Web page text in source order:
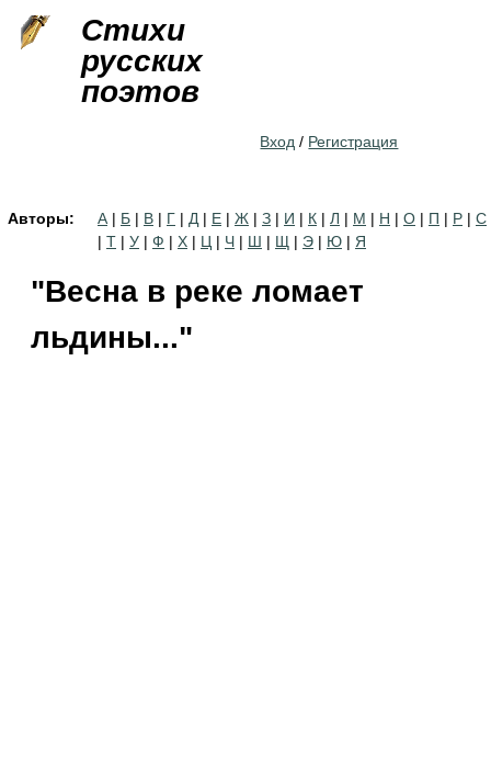
Стихи
русских
поэтов
Вход / Регистрация
Авторы: А | Б | В | Г | Д | Е | Ж | З | И | К | Л | М | Н | О | П | Р | С
| Т | У | Ф | Х | Ц | Ч | Ш | Щ | Э | Ю | Я
"Весна в реке ломает
льдины..."